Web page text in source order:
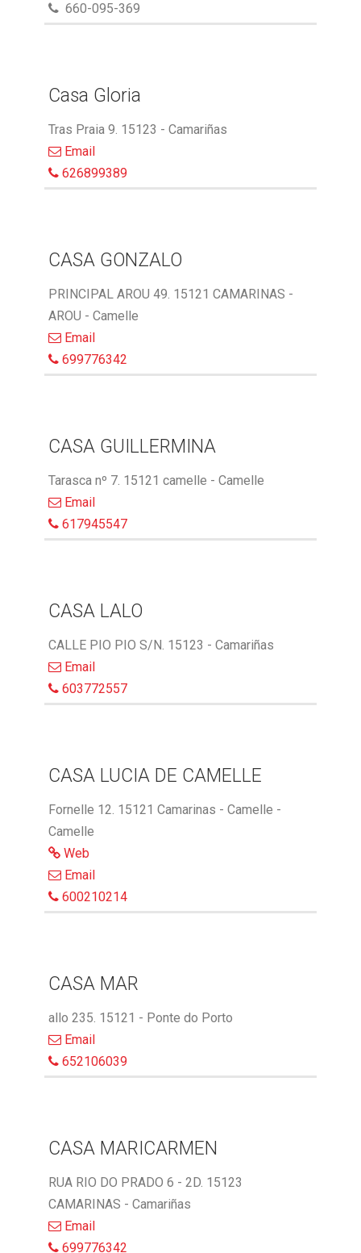
660-095-369
Casa Gloria
Tras Praia 9. 15123 - Camariñas
Email
626899389
CASA GONZALO
PRINCIPAL AROU 49. 15121 CAMARINAS -
AROU - Camelle
Email
699776342
CASA GUILLERMINA
Tarasca nº 7. 15121 camelle - Camelle
Email
617945547
CASA LALO
CALLE PIO PIO S/N. 15123 - Camariñas
Email
603772557
CASA LUCIA DE CAMELLE
Fornelle 12. 15121 Camarinas - Camelle -
Camelle
Web
Email
600210214
CASA MAR
allo 235. 15121 - Ponte do Porto
Email
652106039
CASA MARICARMEN
RUA RIO DO PRADO 6 - 2D. 15123
CAMARINAS - Camariñas
Email
699776342